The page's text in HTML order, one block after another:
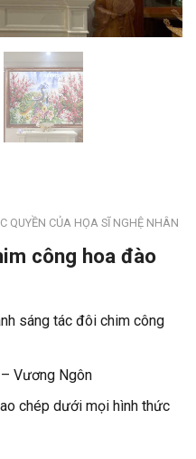
QUYỀN CỦA HỌA SĨ NGHỆ NHÂN
công hoa đào
sáng tác đôi chim công
Vương Ngôn
chép dưới mọi hình thức